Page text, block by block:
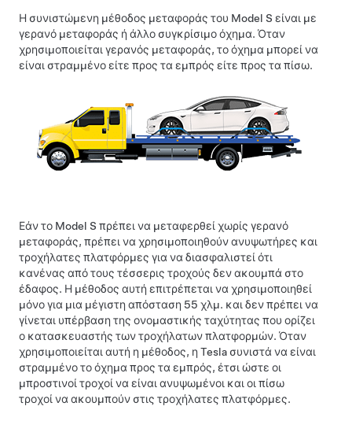
Η συνιστώμενη μέθοδος μεταφοράς του Model S είναι με
γερανό μεταφοράς ή άλλο συγκρίσιμο όχημα. Όταν
χρησιμοποιείται γερανός μεταφοράς, το όχημα μπορεί να
είναι στραμμένο είτε προς τα εμπρός είτε προς τα πίσω.
Εάν το Model S πρέπει να μεταφερθεί χωρίς γερανό
μεταφοράς, πρέπει να χρησιμοποιηθούν ανυψωτήρες και
τροχήλατες πλατφόρμες για να διασφαλιστεί ότι
κανένας από τους τέσσερις τροχούς δεν ακουμπά στο
έδαφος. Η μέθοδος αυτή επιτρέπεται να χρησιμοποιηθεί
μόνο για μια μέγιστη απόσταση 55 χλμ. και δεν πρέπει να
γίνεται υπέρβαση της ονομαστικής ταχύτητας που ορίζει
ο κατασκευαστής των τροχήλατων πλατφορμών. Όταν
χρησιμοποιείται αυτή η μέθοδος, η Tesla συνιστά να είναι
στραμμένο το όχημα προς τα εμπρός, έτσι ώστε οι
μπροστινοί τροχοί να είναι ανυψωμένοι και οι πίσω
τροχοί να ακουμπούν στις τροχήλατες πλατφόρμες.